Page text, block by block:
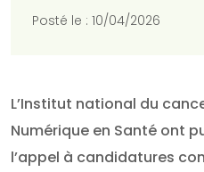
Posté le : 10/04/2026
L’Institut national du
Numérique en Santé ont
l’appel à candidatures